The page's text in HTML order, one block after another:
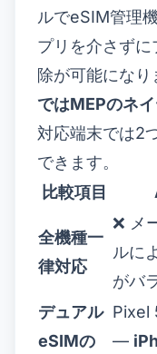
ルでeSIM管理
プリを介さずに
除が可能になり
ではMEPのネ
対応端末では2
できます。
比較項目
全機種一
律対応
❌ メ
ルに
がバ
デュアル
eSIMの
Pixel
—